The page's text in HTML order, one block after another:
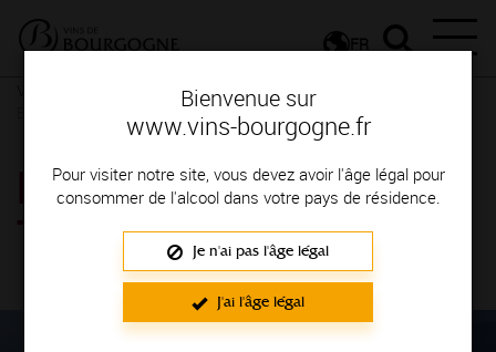
Bienvenue sur
www.vins-bourgogne.fr
Pour visiter notre site, vous devez avoir l'âge légal pour
consommer de l'alcool dans votre pays de résidence.
Je n'ai pas l'âge légal
J'ai l'âge légal
FR
La Bourgogne et ses Appellations
Bourgogne, une localisation privilégiée
BOURGOGNE PASSE-
TOUT-GRAINS